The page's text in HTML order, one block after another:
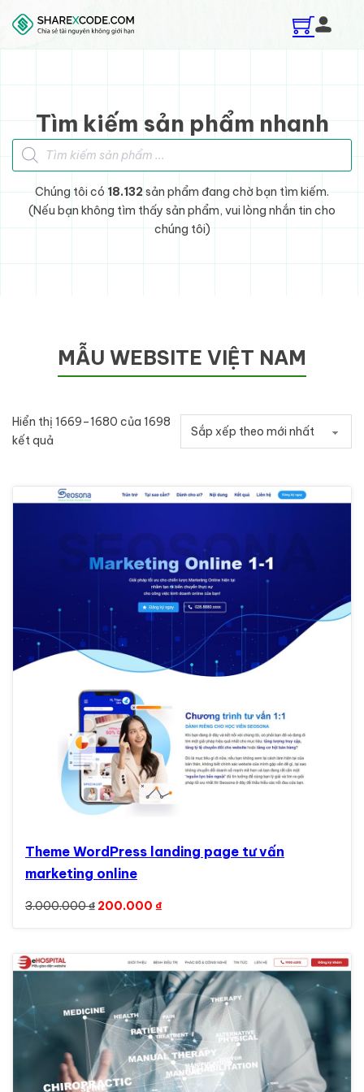
Skip to main content
Skip to footer
Tìm kiếm sản phẩm nhanh
Tìm kiếm sản phẩm
Chúng tôi có 18.132sản phẩm đang chờ bạn tìm kiếm.
(Nếu bạn không tìm thấy sản phẩm, vui lòng nhắn tin cho
chúng tôi)
MẪU WEBSITE VIỆT NAM
Hiển thị 1669–1680 của 1698
kết quả Đã sắp xếp theo mới nhất
Theme WordPress landing page tư vấn
marketing online
3.000.000₫ Giá gốc là: 3.000.000 ₫.
200.000 ₫Giá hiện tại là: 200.000 ₫.